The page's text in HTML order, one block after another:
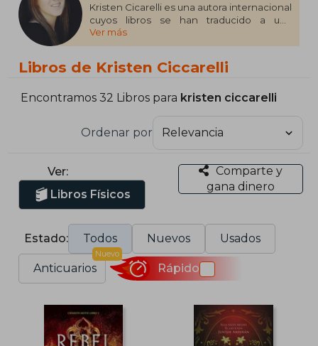
Kristen Cicarelli es una autora internacional
cuyos libros se han traducido a una
docena de idiomas, además de estar
entre los más vendidos. Creció en la granja
infancia corriendo por los viñedos,
recorriendo los bosques densos y oscuros
vive en la región del Niágara, en Ontario,
con su marido y su hijo, que está
obsesionado con los libros.
Ver más
Libros de Kristen Ciccarelli
Encontramos 32 Libros para kristen ciccarelli
Ordenar por
Ver:
Libros Físicos
Comparte y
gana dinero
Estado: Todos Nuevos Usados
Anticuarios
Nuevo
Rápido